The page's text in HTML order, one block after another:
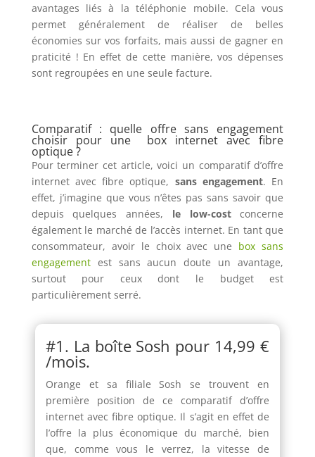
avantages liés à la téléphonie mobile. Cela vous
permet généralement de réaliser de belles
économies sur vos forfaits, mais aussi de gagner en
praticité ! En effet de cette manière, vos dépenses
sont regroupées en une seule facture.
Comparatif : quelle offre sans engagement
choisir pour une box internet avec fibre
optique ?
Pour terminer cet article, voici un comparatif d’offre
internet avec fibre optique, sans engagement. En
effet, j’imagine que vous n’êtes pas sans savoir que
depuis quelques années, le low-costconcerne
également le marché de l’accès internet. En tant que
consommateur, avoir le choix avec une box sans
engagementest sans aucun doute un avantage,
surtout pour ceux dont le budget est
particulièrement serré.
#1. La boîte Sosh pour 14,99 €
/mois.
Orange et sa filiale Sosh se trouvent en
première position de ce comparatif d’offre
internet avec fibre optique. Il s’agit en effet de
l’offre la plus économique du marché, bien
que, comme vous le verrez, la vitesse de